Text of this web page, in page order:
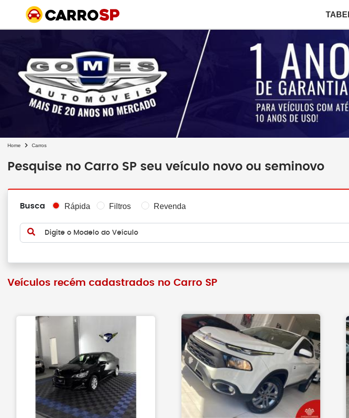
Home Carros
Pesquise no Carro SP seu veículo novo ou seminovo
Busca Rápida Filtros Revenda
Digite o Modelo do Veículo
Veículos recém cadastrados no Carro SP